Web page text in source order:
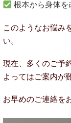
根本から身体を
このようなお悩み
い。
現在、多くのご予
よってはご案内が
お早めのご連絡を